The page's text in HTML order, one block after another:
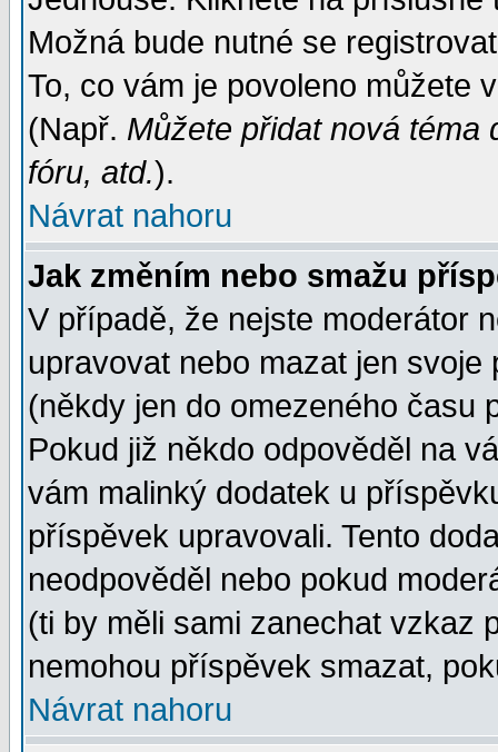
Možná bude nutné se
To, co vám je povoleno můžete
(Např. Můžete přidat nová téma
fóru, atd.).
Návrat nahoru
Jak změním nebo smažu
V případě, že nejste moderátor
upravovat nebo mazat jen
(někdy jen do omezeného
Pokud již někdo odpověděl na
vám malinký dodatek u
příspěvek upravovali. Tento
neodpověděl nebo pokud
(ti by měli sami zanechat vzkaz
nemohou příspěvek smazat,
Návrat nahoru